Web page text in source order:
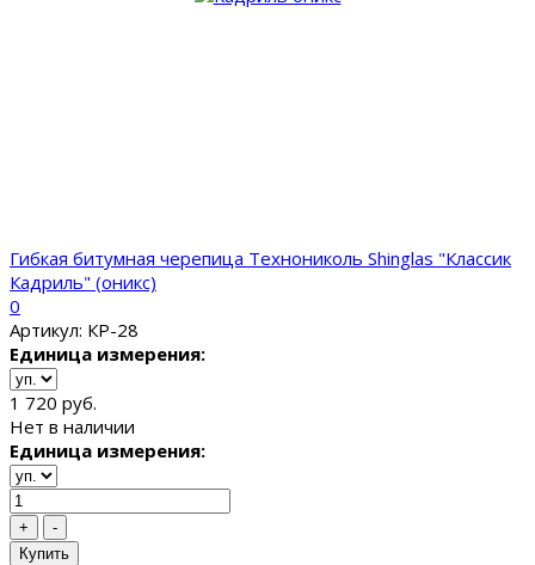
Гибкая битумная черепица Технониколь Shinglas "Классик
Кадриль" (оникс)
0
Артикул: КР-28
Единица измерения:
1 720 руб.
Нет в наличии
Единица измерения:
+
-
Купить